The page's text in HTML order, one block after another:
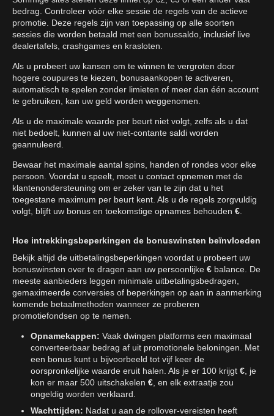
bedrag. Controleer vóór elke sessie de regels van de actieve
promotie. Deze regels zijn van toepassing op alle soorten
sessies die worden betaald met een bonussaldo, inclusief live
dealertafels, crashgames en krasloten.
Als u probeert uw kansen om te winnen te vergroten door
hogere coupures te kiezen, bonusaankopen te activeren,
automatisch te spelen zonder limieten of meer dan één account
te gebruiken, kan uw geld worden weggenomen.
Als u de maximale waarde per beurt niet volgt, zelfs als u dat
niet bedoelt, kunnen al uw niet-contante saldi worden
geannuleerd.
Bewaar het maximale aantal spins, handen of rondes voor elke
persoon. Voordat u speelt, moet u contact opnemen met de
klantenondersteuning om er zeker van te zijn dat u het
toegestane maximum per beurt kent. Als u de regels zorgvuldig
volgt, blijft uw bonus en toekomstige opnames behouden €
Hoe intrekkingsbeperkingen de bonuswinsten beïnvloeden
Bekijk altijd de uitbetalingsbeperkingen voordat u probeert uw
bonuswinsten over te dragen aan uw persoonlijke € balance. De
meeste aanbieders leggen minimale uitbetalingsbedragen,
gemaximeerde conversies of beperkingen op aan in aanmerking
komende betaalmethoden wanneer ze proberen
promotiefondsen op te nemen.
Opnamekappen: Vaak dwingen platforms een maximaal
converteerbaar bedrag af uit promotionele beloningen. Met
een bonus kunt u bijvoorbeeld tot vijf keer de
oorspronkelijke waarde eruit halen. Als je er 100 krijgt € , je
kon er maar 500 uitschakelen € , en elk extraatje zou
ongeldig worden verklaard.
Wachttijden: Nadat u aan de rollover-vereisten heeft